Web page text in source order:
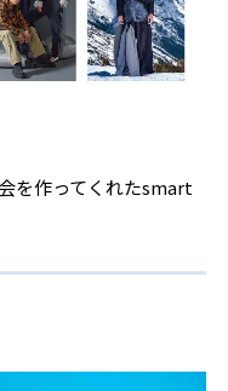
を作ってくれたsmart